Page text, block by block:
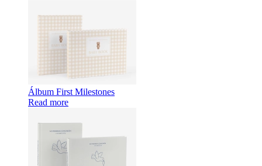
Álbum First Milestones
Read more